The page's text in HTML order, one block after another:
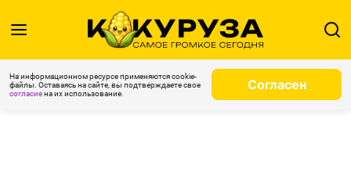
На информационном ресурсе применяются cookie-
файлы. Оставаясь на сайте, вы подтверждаете свое
согласиена их использование.
Согласен